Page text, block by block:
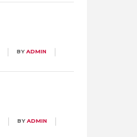
BYADMIN
BYADMIN